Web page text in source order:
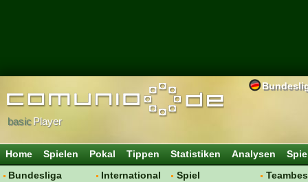
basicPlayer
Home Spielen Pokal Tippen Statistiken Analysen
Bundesliga
International
Spiel